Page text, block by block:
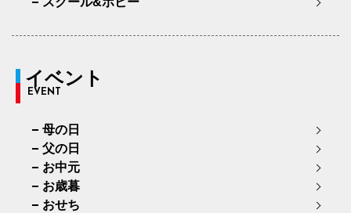
イベント
EVENT
母の日
父の日
お中元
お歳暮
おせち